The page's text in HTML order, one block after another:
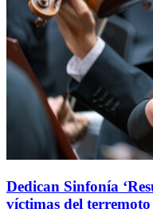
Dedican Sinfonía
víctimas del terremoto